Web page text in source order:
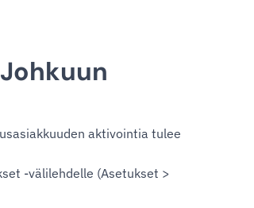
aktivointia tulee
-välilehdelle (Asetukset >